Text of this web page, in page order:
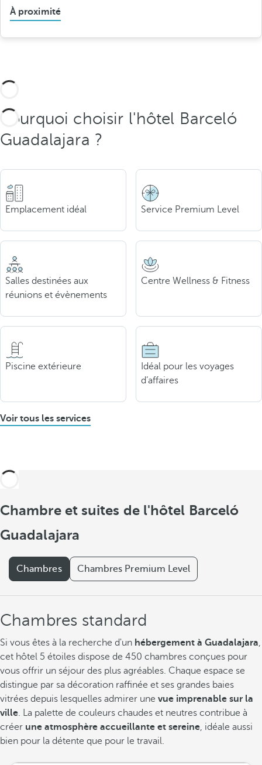
À proximité
Pourquoi choisir l'hôtel Barceló
Guadalajara ?
Emplacement idéal Service Premium Level
Salles destinées aux
réunions et évènements
Centre Wellness & Fitness
Piscine extérieure
Idéal pour les voyages
d’affaires
Voir tous les services
Chambre et suites de l'hôtel Barceló
Guadalajara
Chambres Chambres Premium Level
Chambres standard
Si vous êtes à la recherche d'un hébergement à Guadalajara,
cet hôtel 5 étoiles dispose de 450 chambres conçues pour
vous offrir un séjour des plus agréables. Chaque espace se
distingue par sa décoration raffinée et ses grandes baies
vitrées depuis lesquelles admirer une vue imprenable sur la
ville. La palette de couleurs chaudes et neutres contribue à
créer une atmosphère accueillante et sereine, idéale aussi
bien pour la détente que pour le travail.